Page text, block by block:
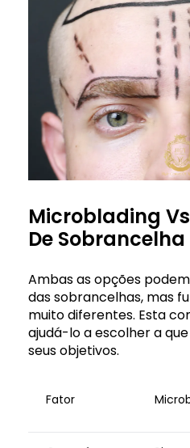
Microblading
De Sobrancelha
Ambas as opções
das sobrancelhas, mas
muito diferentes. Esta
ajudá-lo a escolher a que
seus objetivos.
Fator